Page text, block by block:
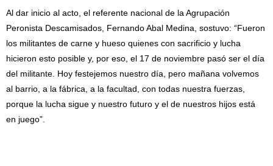
Al dar inicio al acto, el referente nacional de la Agrupación
Peronista Descamisados, Fernando Abal Medina, sostuvo: “Fueron
los militantes de carne y hueso quienes con sacrificio y lucha
hicieron esto posible y, por eso, el 17 de noviembre pasó ser el día
del militante. Hoy festejemos nuestro día, pero mañana volvemos
al barrio, a la fábrica, a la facultad, con todas nuestra fuerzas,
porque la lucha sigue y nuestro futuro y el de nuestros hijos está
en juego”.